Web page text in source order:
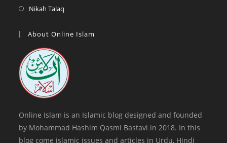
tab
tab
in
new
Nikah Talaq
a
tab
About Online Islam
Online Islam is an Islamic blog designed and founded
by Mohammad Hashim Qasmi Bastavi in 2018. In this
blog come islamic issues and articles in Urdu, Hindi